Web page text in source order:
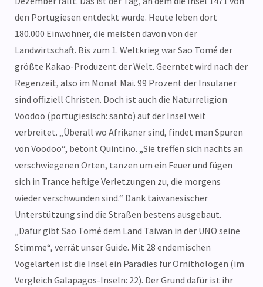
den Portugiesen entdeckt wurde. Heute leben dort
180.000 Einwohner, die meisten davon von der
Landwirtschaft. Bis zum 1. Weltkrieg war Sao Tomé der
größte Kakao-Produzent der Welt. Geerntet wird nach der
Regenzeit, also im Monat Mai. 99 Prozent der Insulaner
sind offiziell Christen. Doch ist auch die Naturreligion
Voodoo (portugiesisch: santo) auf der Insel weit
verbreitet. „Überall wo Afrikaner sind, findet man Spuren
von Voodoo“, betont Quintino. „Sie treffen sich nachts an
verschwiegenen Orten, tanzen um ein Feuer und fügen
sich in Trance heftige Verletzungen zu, die morgens
wieder verschwunden sind.“ Dank taiwanesischer
Unterstützung sind die Straßen bestens ausgebaut.
„Dafür gibt Sao Tomé dem Land Taiwan in der UNO seine
Stimme“, verrät unser Guide. Mit 28 endemischen
Vogelarten ist die Insel ein Paradies für Ornithologen (im
Vergleich Galapagos-Inseln: 22). Der Grund dafür ist ihr